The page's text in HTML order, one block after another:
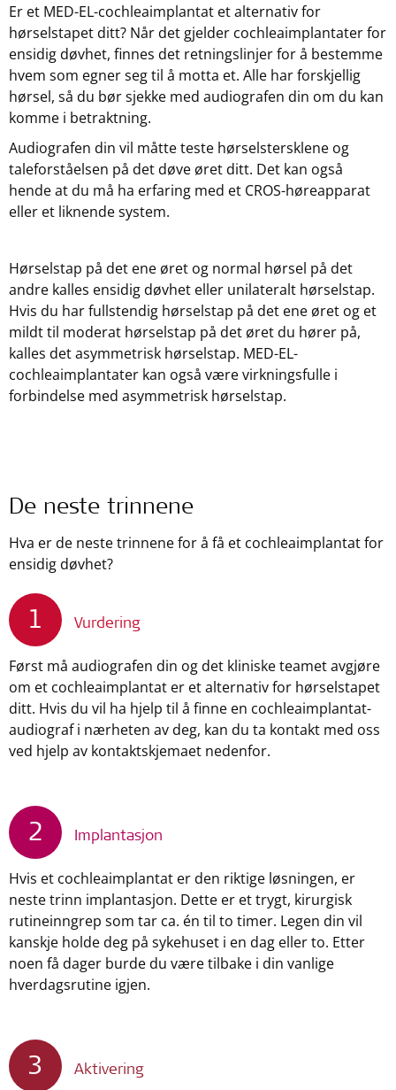
Er et MED-EL-cochleaimplantat et alternativ for
hørselstapet ditt? Når det gjelder cochleaimplantater for
ensidig døvhet, finnes det retningslinjer for å bestemme
hvem som egner seg til å motta et. Alle har forskjellig
hørsel, så du bør sjekke med audiografen din om du kan
komme i betraktning.
Audiografen din vil måtte teste hørselstersklene og
taleforståelsen på det døve øret ditt. Det kan også
hende at du må ha erfaring med et CROS-høreapparat
eller et liknende system.
Hørselstap på det ene øret og normal hørsel på det
andre kalles ensidig døvhet eller unilateralt hørselstap.
Hvis du har fullstendig hørselstap på det ene øret og et
mildt til moderat hørselstap på det øret du hører på,
kalles det asymmetrisk hørselstap. MED-EL-
cochleaimplantater kan også være virkningsfulle i
forbindelse med asymmetrisk hørselstap.
De neste trinnene
Hva er de neste trinnene for å få et cochleaimplantat for
ensidig døvhet?
1 Vurdering
Først må audiografen din og det kliniske teamet avgjøre
om et cochleaimplantat er et alternativ for hørselstapet
ditt. Hvis du vil ha hjelp til å finne en cochleaimplantat-
audiograf i nærheten av deg, kan du ta kontakt med oss
ved hjelp av kontaktskjemaet nedenfor.
2 Implantasjon
Hvis et cochleaimplantat er den riktige løsningen, er
neste trinn implantasjon. Dette er et trygt, kirurgisk
rutineinngrep som tar ca. én til to timer. Legen din vil
kanskje holde deg på sykehuset i en dag eller to. Etter
noen få dager burde du være tilbake i din vanlige
hverdagsrutine igjen.
3 Aktivering